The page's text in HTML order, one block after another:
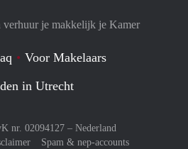
je makkelijk je Kamer
Voor Makelaars
in Utrecht
nr. 02094127 – Nederland
Spam & nep-accounts